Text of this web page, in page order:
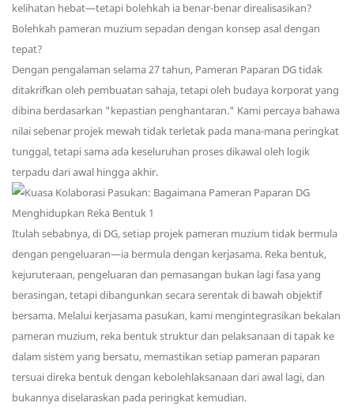
kelihatan hebat—tetapi bolehkah ia benar-benar direalisasikan?
Bolehkah pameran muzium sepadan dengan konsep asal dengan
tepat?
Dengan pengalaman selama 27 tahun, Pameran Paparan DG tidak
ditakrifkan oleh pembuatan sahaja, tetapi oleh budaya korporat yang
dibina berdasarkan "kepastian penghantaran." Kami percaya bahawa
nilai sebenar projek mewah tidak terletak pada mana-mana peringkat
tunggal, tetapi sama ada keseluruhan proses dikawal oleh logik
terpadu dari awal hingga akhir.
Itulah sebabnya, di DG, setiap projek pameran muzium tidak bermula
dengan pengeluaran—ia bermula dengan kerjasama. Reka bentuk,
kejuruteraan, pengeluaran dan pemasangan bukan lagi fasa yang
berasingan, tetapi dibangunkan secara serentak di bawah objektif
bersama. Melalui kerjasama pasukan, kami mengintegrasikan bekalan
pameran muzium, reka bentuk struktur dan pelaksanaan di tapak ke
dalam sistem yang bersatu, memastikan setiap pameran paparan
tersuai direka bentuk dengan kebolehlaksanaan dari awal lagi, dan
bukannya diselaraskan pada peringkat kemudian.